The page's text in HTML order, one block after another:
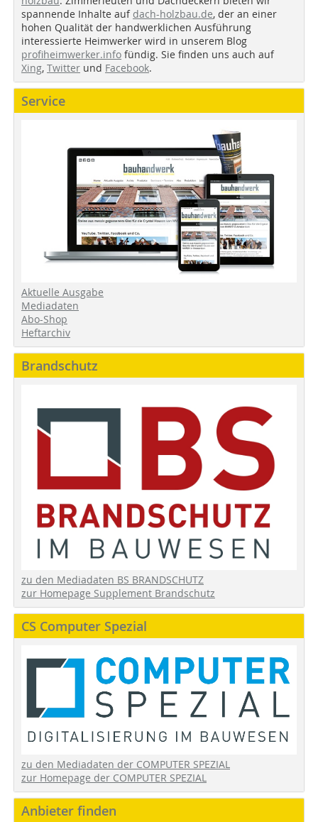
spannende Inhalte auf dach-holzbau.de, der an einer
hohen Qualität der handwerklichen Ausführung
interessierte Heimwerker wird in unserem Blog
profiheimwerker.info fündig. Sie finden uns auch auf
Xing, Twitter und Facebook.
Service
Aktuelle Ausgabe
Mediadaten
Abo-Shop
Heftarchiv
Brandschutz
zu den Mediadaten BS BRANDSCHUTZ
zur Homepage Supplement Brandschutz
CS Computer Spezial
zu den Mediadaten der COMPUTER SPEZIAL
zur Homepage der COMPUTER SPEZIAL
Anbieter finden